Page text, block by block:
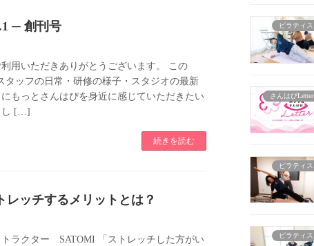
─ 創刊号
用いただきありがとうございます。 この
タッフの日常・研修の様子・スタジオの最新
もっとさんはぴを身近に感じていただきたい
し […]
続きを読む
レッチするメリットとは？
ラクター SATOMI 「ストレッチした方がい
ピラティス
さんはぴLetter
ピラティス
ピラティス